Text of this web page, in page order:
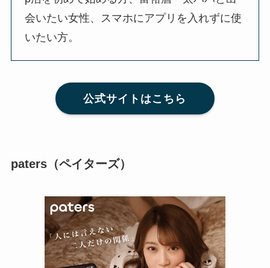
会いたい女性、スマホにアプリを入れずに使
いたい方。
公式サイトはこちら
paters（ペイターズ）